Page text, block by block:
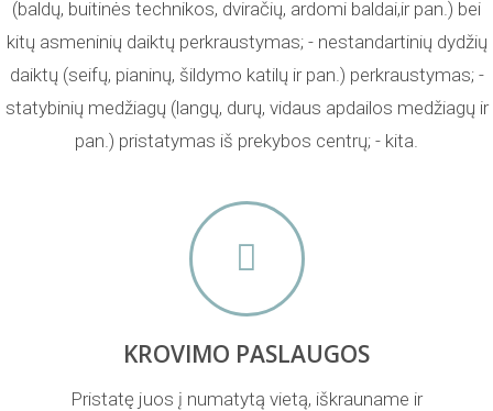
(baldų, buitinės technikos, dviračių, ardomi baldai,ir pan.) bei
kitų asmeninių daiktų perkraustymas; - nestandartinių dydžių
daiktų (seifų, pianinų, šildymo katilų ir pan.) perkraustymas; -
statybinių medžiagų (langų, durų, vidaus apdailos medžiagų ir
pan.) pristatymas iš prekybos centrų; - kita.
KROVIMO PASLAUGOS
Pristatę juos į numatytą vietą, iškrauname ir